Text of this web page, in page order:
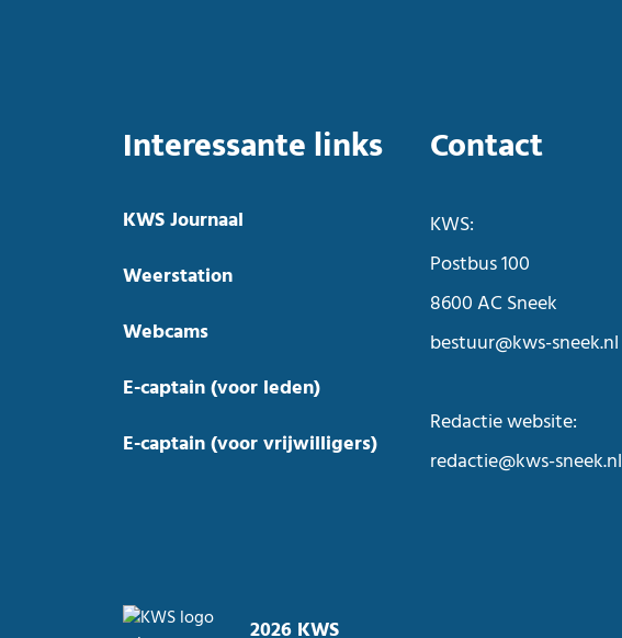
Interessante links
KWS Journaal
Weerstation
Webcams
E-captain (voor leden)
E-captain (voor vrijwilligers)
Contact
KWS:
Postbus 100
8600 AC Sneek
bestuur@kws-sneek.nl
Redactie website:
redactie@kws-sneek.nl
2026 KWS